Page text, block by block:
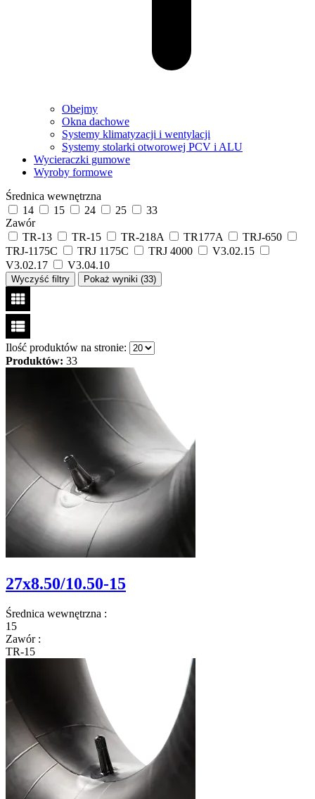
Obejmy
Okna dachowe
Systemy klimatyzacji i wentylacji
Systemy stolarki otworowej PCV i ALU
Wycieraczki gumowe
Wyroby formowe
Średnica wewnętrzna
14
15 24 25
33
Zawór
TR-13
TR-15 TR-218A TR177A
TRJ-650
TRJ-1175C
TRJ 1175C TRJ 4000
V3.02.15
V3.02.17
V3.04.10
Wyczyść filtry Pokaż wyniki (33)
Ilość produktów na stronie:
Produktów: 33
27x8.50/10.50-15
Średnica wewnętrzna :
15
Zawór :
TR-15